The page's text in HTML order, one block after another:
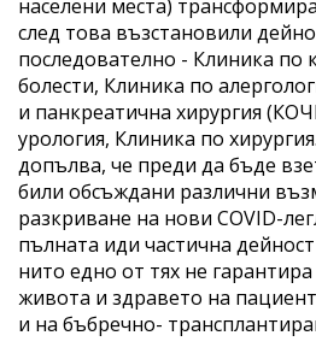
населени места)
след това възстановили
последователно - Клиника по
болести, Клиника по
и панкреатична хирургия
урология, Клиника по
допълва, че преди да бъде
били обсъждани различни
разкриване на нови COVID-
пълната иди частична
нито едно от тях не гарантира
живота и здравето на
и на бъбречно-